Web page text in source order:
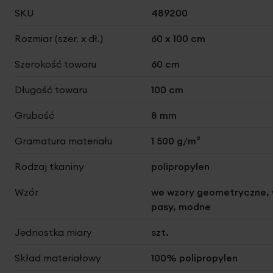
Więcej
SKU 489200
Rozmiar (szer. x dł.) 60 x 100 cm
Szerokość towaru 60 cm
Długość towaru 100 cm
Grubość 8 mm
Gramatura materiału 1 500 g/m²
Rodzaj tkaniny polipropylen
Wzór
we wzory geometryczne,
pasy, modne
Jednostka miary szt.
Skład materiałowy 100% polipropylen